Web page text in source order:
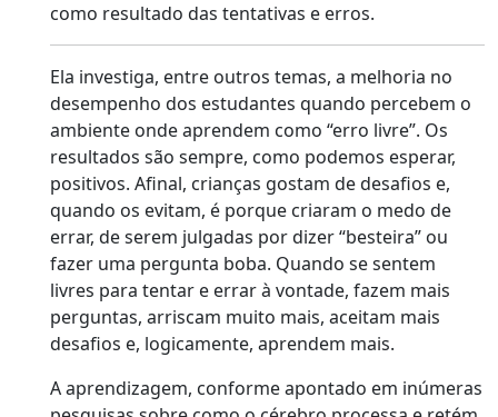
como resultado das tentativas e erros.
Ela investiga, entre outros temas, a melhoria no
desempenho dos estudantes quando percebem o
ambiente onde aprendem como “erro livre”. Os
resultados são sempre, como podemos esperar,
positivos. Afinal, crianças gostam de desafios e,
quando os evitam, é porque criaram o medo de
errar, de serem julgadas por dizer “besteira” ou
fazer uma pergunta boba. Quando se sentem
livres para tentar e errar à vontade, fazem mais
perguntas, arriscam muito mais, aceitam mais
desafios e, logicamente, aprendem mais.
A aprendizagem, conforme apontado em inúmeras